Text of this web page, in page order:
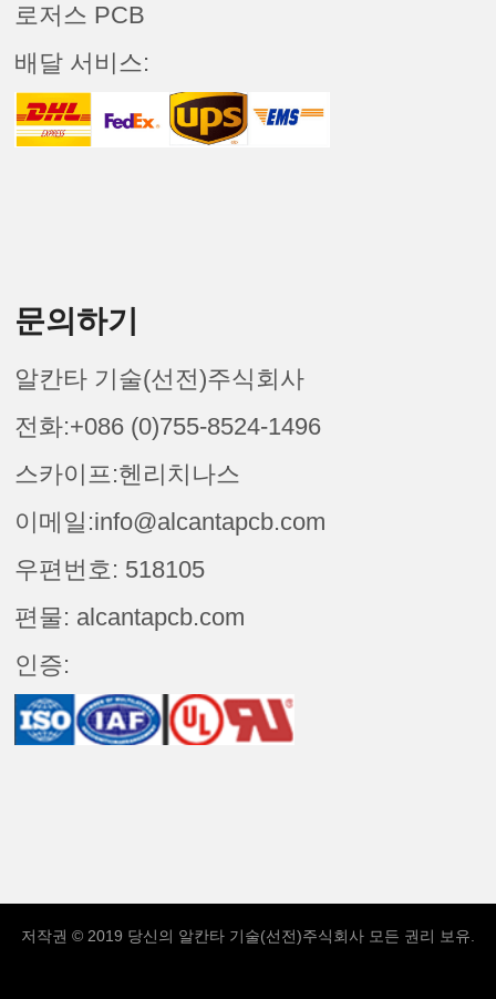
로저스 PCB
배달 서비스:
문의하기
알칸타 기술(선전)주식회사
전화:+086 (0)755-8524-1496
스카이프:헨리치나스
이메일:info@alcantapcb.com
우편번호: 518105
편물: alcantapcb.com
인증:
저작권 © 2019 당신의 알칸타 기술(선전)주식회사모든 권리 보유.